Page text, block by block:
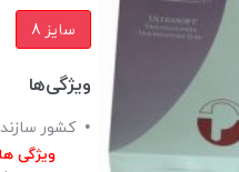
سایز 8
ویژگی‌ها
کشور
ویژگی